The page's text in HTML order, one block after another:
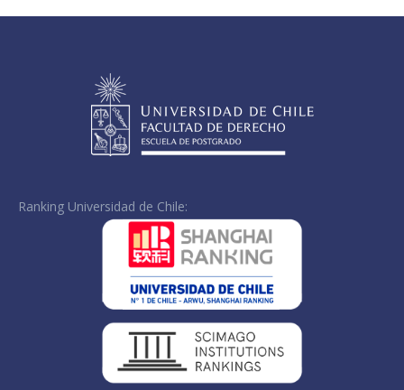
Ranking Universidad de Chile: